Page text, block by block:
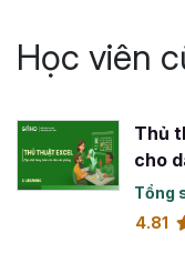
Học viên
Thủ
cho
Tổng
4.81